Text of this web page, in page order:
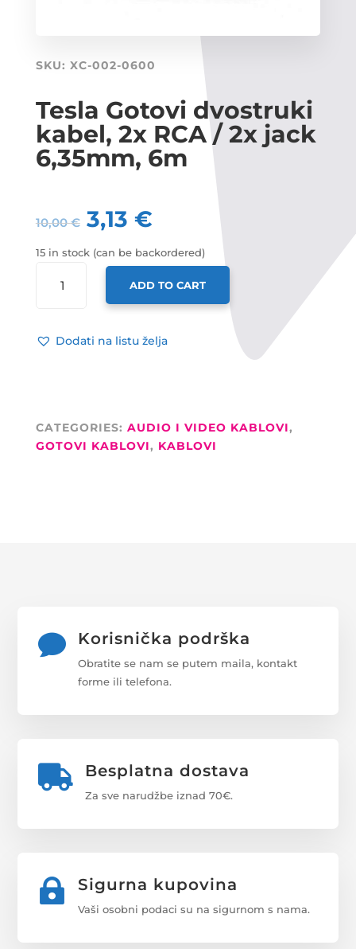
SKU: XC-002-0600
Tesla Gotovi dvostruki
kabel, 2x RCA / 2x jack
6,35mm, 6m
10,00€ 3,13 €
15 in stock (can be backordered)
GOTOVI
2X
6,35MM,
6M
ADD TO CART
Dodati na listu želja
CATEGORIES: AUDIO I VIDEO KABLOVI,
GOTOVI KABLOVI, KABLOVI
 Korisnička podrška
Obratite se nam se putem maila, kontakt
forme ili telefona.
 Besplatna dostava
Za sve narudžbe iznad 70€.
 Sigurna kupovina
Vaši osobni podaci su na sigurnom s nama.